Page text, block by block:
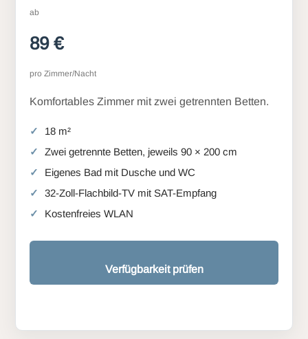
ab
89 €
pro Zimmer/Nacht
Komfortables Zimmer mit zwei getrennten Betten.
18 m²
Zwei getrennte Betten, jeweils 90 × 200 cm
Eigenes Bad mit Dusche und WC
32-Zoll-Flachbild-TV mit SAT-Empfang
Kostenfreies WLAN
Verfügbarkeit prüfen